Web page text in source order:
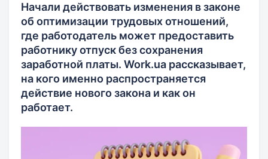
Начали действовать изменения в законе
об оптимизации трудовых отношений,
где работодатель может предоставить
работнику отпуск без сохранения
заработной платы. Work.ua рассказывает,
на кого именно распространяется
действие нового закона и как он
работает.